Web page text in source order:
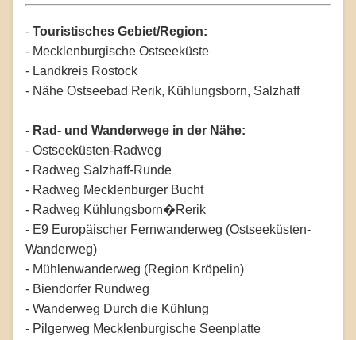
- Touristisches Gebiet/Region:
- Mecklenburgische Ostseeküste
- Landkreis Rostock
- Nähe Ostseebad Rerik, Kühlungsborn, Salzhaff
- Rad- und Wanderwege in der Nähe:
- Ostseeküsten-Radweg
- Radweg Salzhaff-Runde
- Radweg Mecklenburger Bucht
- Radweg Kühlungsborn�Rerik
- E9 Europäischer Fernwanderweg (Ostseeküsten-
Wanderweg)
- Mühlenwanderweg (Region Kröpelin)
- Biendorfer Rundweg
- Wanderweg Durch die Kühlung
- Pilgerweg Mecklenburgische Seenplatte